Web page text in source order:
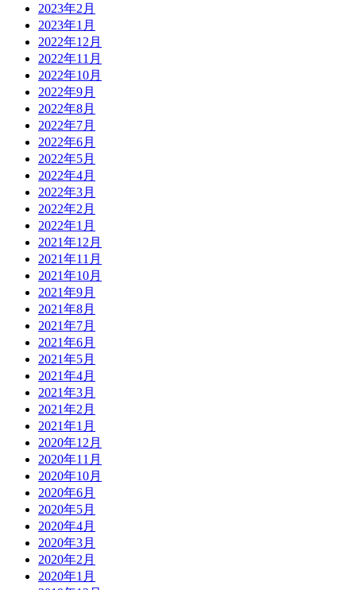
2023年2月
2023年1月
2022年12月
2022年11月
2022年10月
2022年9月
2022年8月
2022年7月
2022年6月
2022年5月
2022年4月
2022年3月
2022年2月
2022年1月
2021年12月
2021年11月
2021年10月
2021年9月
2021年8月
2021年7月
2021年6月
2021年5月
2021年4月
2021年3月
2021年2月
2021年1月
2020年12月
2020年11月
2020年10月
2020年6月
2020年5月
2020年4月
2020年3月
2020年2月
2020年1月